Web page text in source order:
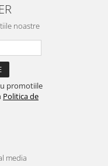
noastre
promotiile
Politica de
media